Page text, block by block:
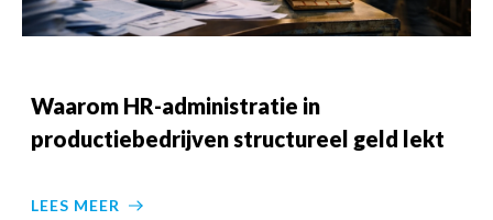
Waarom HR-administratie in
productiebedrijven structureel geld lekt
LEES MEER